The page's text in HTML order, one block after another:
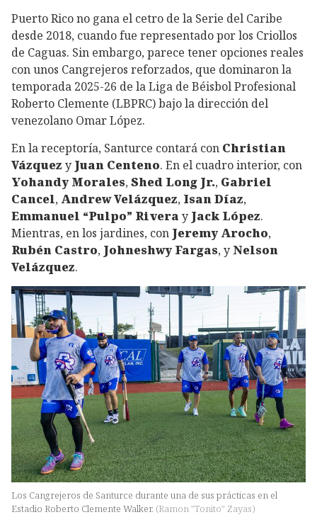
Puerto Rico no gana el cetro de la Serie del Caribe
desde 2018, cuando fue representado por los Criollos
de Caguas. Sin embargo, parece tener opciones reales
con unos Cangrejeros reforzados, que dominaron la
temporada 2025-26 de la Liga de Béisbol Profesional
Roberto Clemente (LBPRC) bajo la dirección del
venezolano Omar López.
En la receptoría, Santurce contará con Christian
Vázquez y Juan Centeno. En el cuadro interior, con
Yohandy Morales,Shed Long Jr., Gabriel
Cancel, Andrew Velázquez, Isan Díaz,
Emmanuel “Pulpo” Rivera y Jack López.
Mientras, en los jardines, con Jeremy Arocho,
Rubén Castro, Johneshwy Fargas, y Nelson
Velázquez.
Los Cangrejeros de Santurce durante una de sus prácticas en el
Estadio Roberto Clemente Walker. (Ramon "Tonito" Zayas)